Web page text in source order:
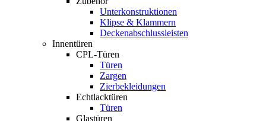
Unterkonstruktionen
Klipse & Klammern
Deckenabschlussleisten
Innentüren
CPL-Türen
Türen
Zargen
Zierbekleidungen
Echtlacktüren
Türen
Glastüren